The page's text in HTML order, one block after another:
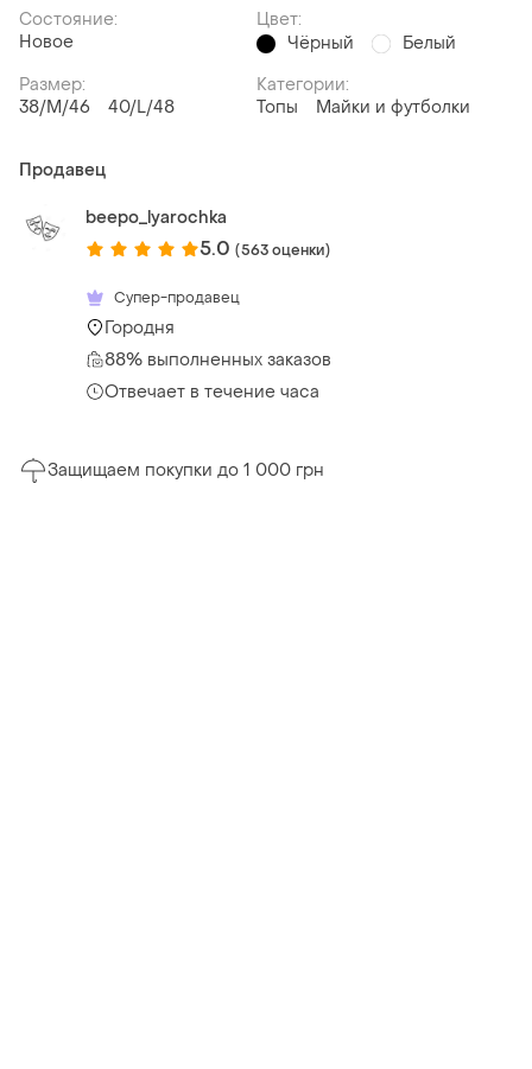
Состояние:
Новое
Цвет:
Чёрный
Белый
Размер:
38/M/46
40/L/48
Категории:
Топы
Майки и футболки
Продавец
beepo_lyarochka
5.0 (563 оценки)
Супер-продавец
Городня
88% выполненных заказов
Отвечает в течение часа
Защищаем покупки до 1 000 грн